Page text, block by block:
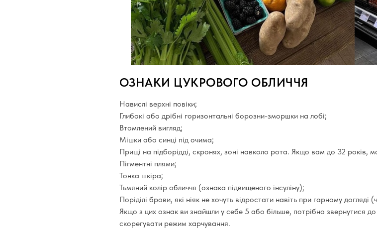
ОЗНАКИ ЦУКРОВОГО ОБЛИЧЧЯ
Навислі верхні повіки;
Глибокі або дрібні горизонтальні борозни-зморшки на лобі;
Втомлений вигляд;
Мішки або синці під очима;
Прищі на підборідді, скронях, зоні навколо рота. Якщо вам до 32 років,
Пігментні плями;
Тонка шкіра;
Тьмяний колір обличчя (ознака підвищеного інсуліну);
Поріділі брови, які ніяк не хочуть відростати навіть при гарному
Якщо з цих ознак ви знайшли у себе 5 або більше, потрібно звернутися
скорегувати режим харчування.